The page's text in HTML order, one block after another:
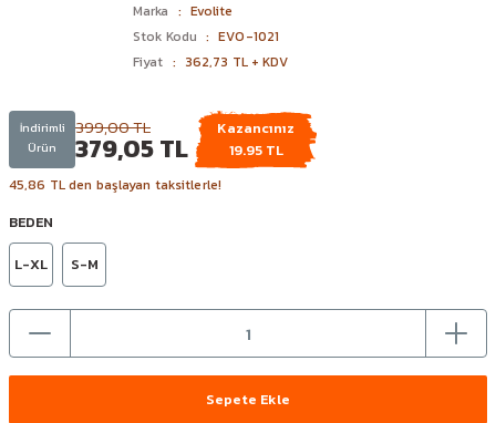
Marka
Evolite
Stok Kodu
EVO-1021
Fiyat
362,73 TL + KDV
İndirimli
Ürün
399,00 TL
379,05 TL
Kazancınız
19.95 TL
45,86 TL den başlayan taksitlerle!
BEDEN
L-XL
S-M
Sepete Ekle